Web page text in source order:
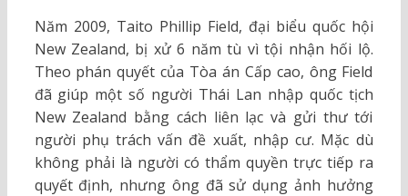
Năm 2009, Taito Phillip Field, đại biểu quốc hội
New Zealand, bị xử 6 năm tù vì tội nhận hối lộ.
Theo phán quyết của Tòa án Cấp cao, ông Field
đã giúp một số người Thái Lan nhập quốc tịch
New Zealand bằng cách liên lạc và gửi thư tới
người phụ trách vấn đề xuất, nhập cư. Mặc dù
không phải là người có thẩm quyền trực tiếp ra
quyết định, nhưng ông đã sử dụng ảnh hưởng